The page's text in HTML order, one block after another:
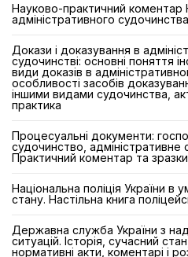
Науково-практичний коментар
адміністративного
Докази і доказування в
судочинстві: основні поняття
види доказів в
особливості засобів
іншими видами судочинства,
практика
Процесуальні документи:
судочинство, адміністративне
Практичний коментар та зразки
Національна поліція України в
стану. Настільна книга
Державна служба України з
ситуацій. Історія, сучасний
нормативні акти, коментарі і